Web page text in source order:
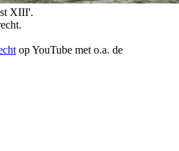
XIII'.
op YouTube met o.a. de